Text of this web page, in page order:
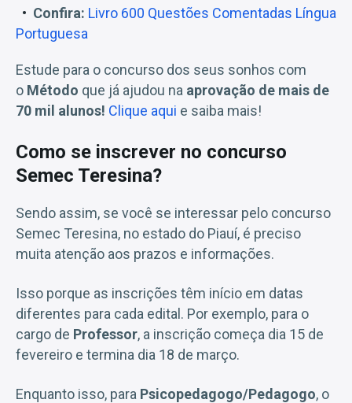
Confira: Livro 600 Questões Comentadas Língua
Portuguesa
Estude para o concurso dos seus sonhos com
o Método que já ajudou na aprovação de mais de
70 mil alunos! Clique aqui e saiba mais!
Como se inscrever no concurso
Semec Teresina?
Sendo assim, se você se interessar pelo concurso
Semec Teresina, no estado do Piauí, é preciso
muita atenção aos prazos e informações.
Isso porque as inscrições têm início em datas
diferentes para cada edital. Por exemplo, para o
cargo de Professor, a inscrição começa dia 15 de
fevereiro e termina dia 18 de março.
Enquanto isso, para Psicopedagogo/Pedagogo, o